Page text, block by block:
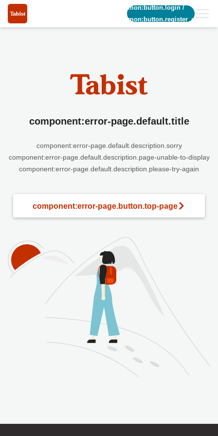
common:button.login/
common:button.register_short
component:error-page.default.title
component:error-page.default.description.sorry
component:error-page.default.description.page-unable-to-display
component:error-page.default.description.please-try-again
component:error-page.button.top-page